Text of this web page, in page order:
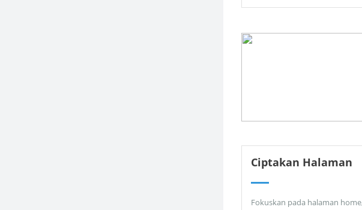
Ciptakan Halaman
Fokuskan pada halaman home,